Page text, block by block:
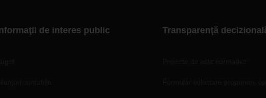
de interes public Transparenţă